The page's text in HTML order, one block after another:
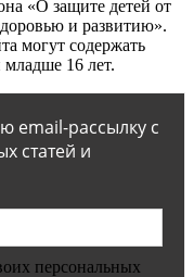
«О защите детей от
и развитию».
могут содержать
16 лет.
email-рассылку с
статей и
персональных